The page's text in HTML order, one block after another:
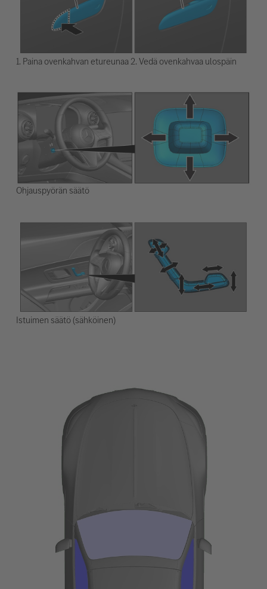
1. Paina ovenkahvan etureunaa 2. Vedä ovenkahvaa ulospäin
Ohjauspyörän säätö
Istuimen säätö (sähköinen)